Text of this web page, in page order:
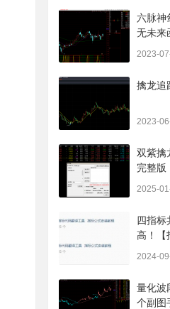
六脉神
无未来
2023-
擒龙追
2023-
双紫擒
完整版
2025-
四指标
高！【
2024-
量化波
个副图